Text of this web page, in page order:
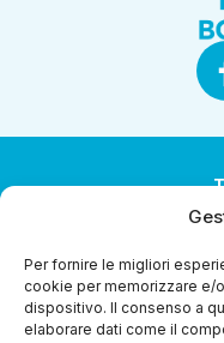
Per fornire le migliori
cookie per memorizzare e/
dispositivo. Il consenso a
elaborare dati come il
Società
coordinamento da
Sede legale: via